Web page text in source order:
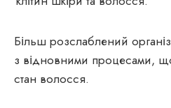
Більш розслаблений
з відновними процесами,
стан волосся.